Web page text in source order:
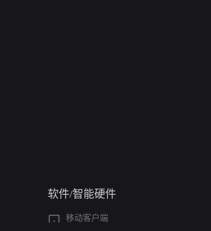
软件/智能硬件
移动客户端